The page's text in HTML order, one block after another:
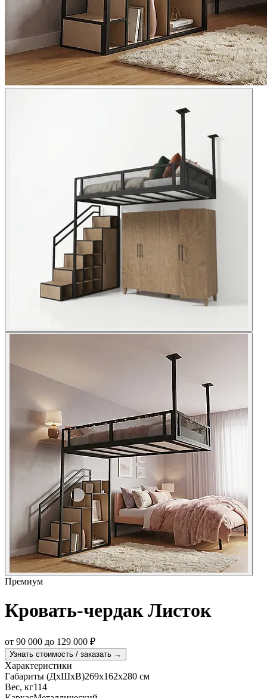
Премиум
Кровать-чердак Листок
от 90 000 до 129 000 ₽
Узнать стоимость / заказать →
Характеристики
Габариты (ДхШхВ)269х162х280 см
Вес, кг114